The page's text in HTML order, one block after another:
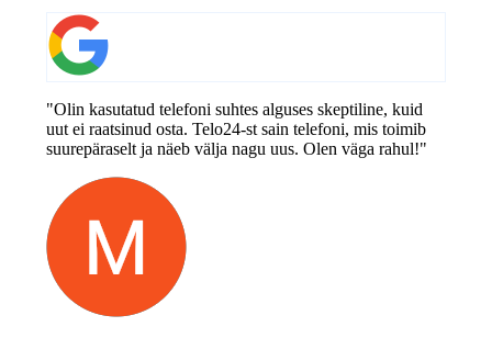
"Olin kasutatud telefoni suhtes alguses skeptiline, kuid
uut ei raatsinud osta. Telo24-st sain telefoni, mis toimib
suurepäraselt ja näeb välja nagu uus. Olen väga rahul!"